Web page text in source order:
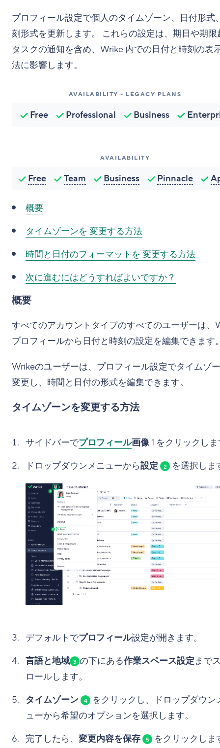
プロフィール設定で個人のタイムゾーン、日付形式
刻形式を更新します。 これらの設定は、期日や期限
タスクの通知を含め、Wrike 内での日付と時刻の表
法に影響します。
AVAILABILITY - LEGACY PLANS
Free Professional Business
AVAILABILITY
Free Team Business Pinnacle
概要
タイムゾーンを 変更する方法
時間と日付のフォーマットを 変更する方法
次に進むにはどうすればよいですか？
概要
すべてのアカウントタイプのすべてのユーザーは、
プロフィールから日付と時刻の設定を編集できます
Wrikeのユーザーは、プロフィール設定でタイムゾ
変更し、時間と日付の形式を編集できます。
タイムゾーンを変更する方法
サイドバーでプロフィール画像1 をクリックし
ドロップダウンメニューから設定 2 を選択しま
デフォルトでプロフィール設定が開きます。
言語と地域 3 の下にある作業スペース設定まで
ロールします。
タイムゾーン
4
をクリックし、ドロップダウン
ューから希望のオプションを選択します。
完了したら、 変更内容を保存 5 をクリックしま